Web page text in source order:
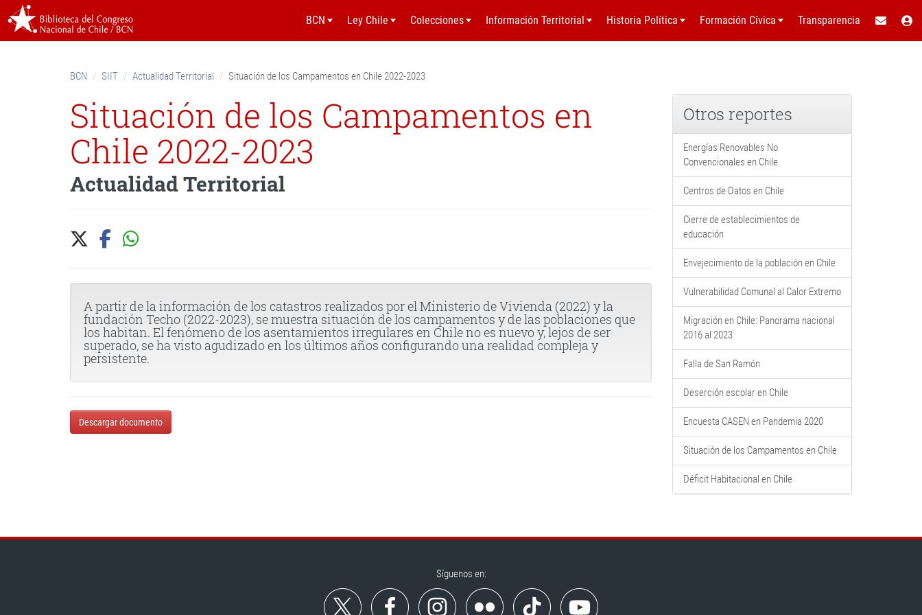
BCN Ley Chile Colecciones Información Territorial Historia Política Formación Cívica Transparencia
BCN SIIT Actualidad Territorial Situación de los Campamentos en Chile 2022-2023
Situación de los Campamentos en
Chile 2022-2023
Actualidad Territorial
A partir de la información de los catastros realizados por el Ministerio de Vivienda (2022) y la
fundación Techo (2022-2023), se muestra situación de los campamentos y de las poblaciones que
los habitan. El fenómeno de los asentamientos irregulares en Chile no es nuevo y, lejos de ser
superado, se ha visto agudizado en los últimos años configurando una realidad compleja y
persistente.
Descargar documento
Otros reportes
Energías Renovables No
Convencionales en Chile
Centros de Datos en Chile
Cierre de establecimientos de
educación
Envejecimiento de la población en Chile
Vulnerabilidad Comunal al Calor Extremo
Migración en Chile: Panorama nacional
2016 al 2023
Falla de San Ramón
Deserción escolar en Chile
Encuesta CASEN en Pandemia 2020
Situación de los Campamentos en Chile
Déficit Habitacional en Chile
Síguenos en: